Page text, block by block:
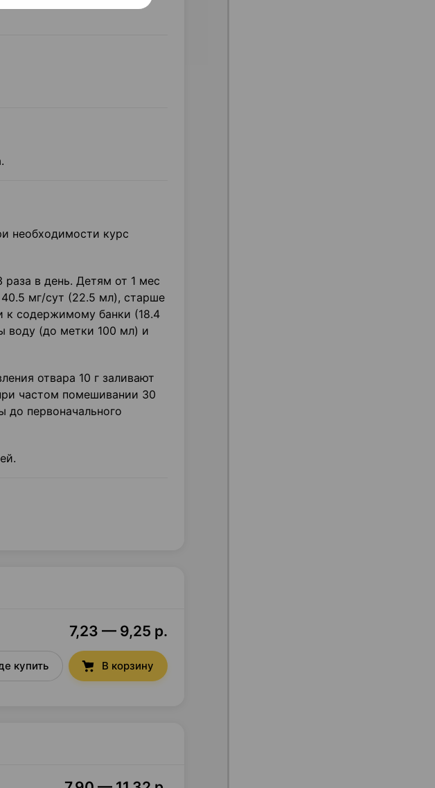
необходимости курс
в день. Детям от 1 мес
мг/сут (22.5 мл), старше
к содержимому банки (18.4
воду (до метки 100 мл) и
отвара 10 г заливают
частом помешивании 30
первоначального
7,23 — 9,25 р.
купить В корзину